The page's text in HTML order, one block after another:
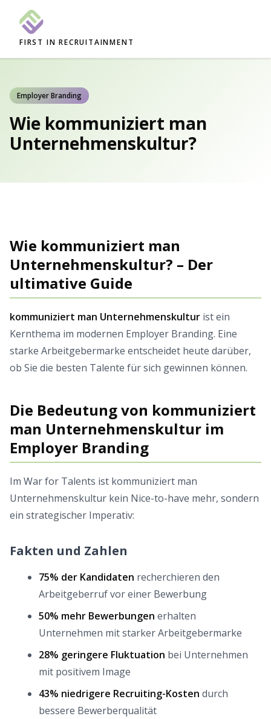
FIRST IN RECRUITAINMENT
Employer Branding
Wie kommuniziert man
Unternehmenskultur?
Wie kommuniziert man
Unternehmenskultur? – Der
ultimative Guide
kommuniziert man Unternehmenskultur ist ein
Kernthema im modernen Employer Branding. Eine
starke Arbeitgebermarke entscheidet heute darüber,
ob Sie die besten Talente für sich gewinnen können.
Die Bedeutung von kommuniziert
man Unternehmenskultur im
Employer Branding
Im War for Talents ist kommuniziert man
Unternehmenskultur kein Nice-to-have mehr, sondern
ein strategischer Imperativ:
Fakten und Zahlen
75% der Kandidaten recherchieren den
Arbeitgeberruf vor einer Bewerbung
50% mehr Bewerbungen erhalten
Unternehmen mit starker Arbeitgebermarke
28% geringere Fluktuation bei Unternehmen
mit positivem Image
43% niedrigere Recruiting-Kosten durch
bessere Bewerberqualität